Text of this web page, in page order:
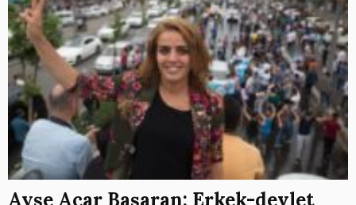
Ayşe Acar Başaran: Erkek-devlet